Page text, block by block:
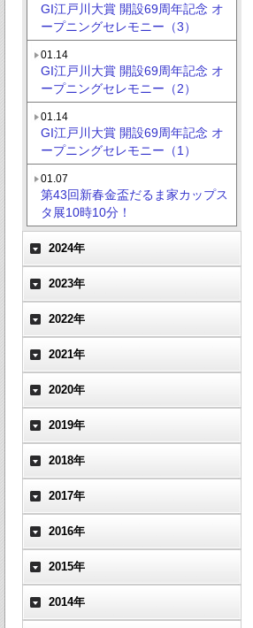
GI江戸川大賞 開設69周年記念 オ
ープニングセレモニー（3）
01.14
GI江戸川大賞 開設69周年記念 オ
ープニングセレモニー（2）
01.14
GI江戸川大賞 開設69周年記念 オ
ープニングセレモニー（1）
01.07
第43回新春金盃だるま家カップス
タ展10時10分！
2024年
2023年
2022年
2021年
2020年
2019年
2018年
2017年
2016年
2015年
2014年